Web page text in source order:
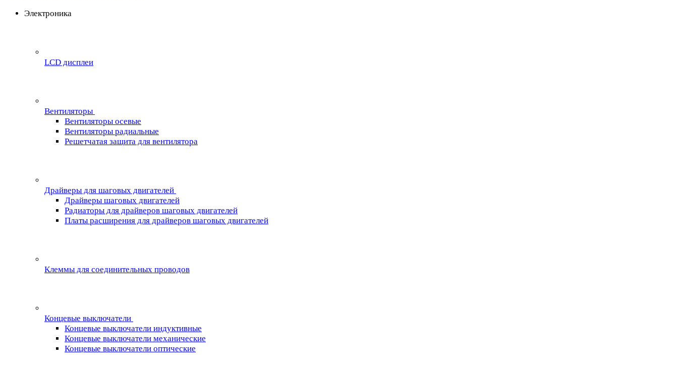
Электроника
LCD дисплеи
Вентиляторы
Вентиляторы осевые
Вентиляторы радиальные
Решетчатая защита для вентилятора
Драйверы для шаговых двигателей
Драйверы шаговых двигателей
Радиаторы для драйверов шаговых двигателей
Платы расширения для драйверов шаговых двигателей
Клеммы для соединительных проводов
Концевые выключатели
Концевые выключатели индуктивные
Концевые выключатели механические
Концевые выключатели оптические